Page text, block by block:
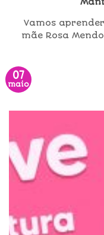
Vamos
mãe Rosa
07
maio